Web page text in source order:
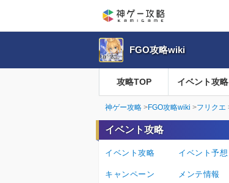
FGO攻略wiki
攻略TOP イベント攻略
神ゲー攻略 FGO攻略wiki フリクエ
イベント攻略
イベント攻略 イベント予想
キャンペーン メンテ情報